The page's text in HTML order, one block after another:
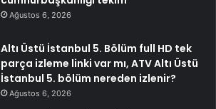
Ağustos 6, 2026
Altı Üstü İstanbul 5. Bölüm full HD tek
parça izleme linki var mı, ATV Altı Üstü
İstanbul 5. bölüm nereden izlenir?
Ağustos 6, 2026